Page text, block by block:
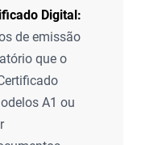
Digital:
de emissão
que o
A1 ou